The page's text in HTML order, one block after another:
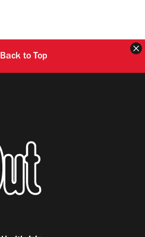
Back to Top